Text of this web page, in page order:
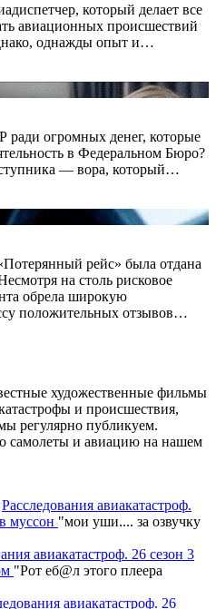
который делает все
авиационных происшествий
однажды опыт и…
ради огромных денег, которые
в Федеральном Бюро?
— вора, который…
рейс» была отдана
на столь рисковое
обрела широкую
положительных отзывов…
художественные фильмы
и происшествия,
регулярно публикуем.
самолеты и авиацию на нашем
Расследования авиакатастроф.
муссон "мои уши.... за озвучку
авиакатастроф. 26 сезон 3
"Рот еб@л этого плеера
авиакатастроф. 26